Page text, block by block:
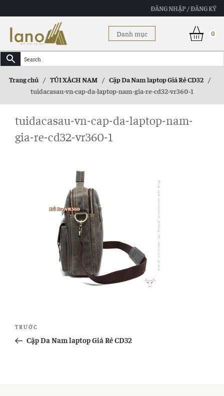
ĐĂNG NHẬP / ĐĂNG KÝ
Danh mục 0
Trang chủ / TÚI XÁCH NAM / Cặp Da Nam laptop Giá Rẻ CD32 /
tuidacasau-vn-cap-da-laptop-nam-gia-re-cd32-vr360-1
tuidacasau-vn-cap-da-laptop-nam-
gia-re-cd32-vr360-1
Điều
hướng
Bài
cũ
TRƯỚC
Cặp Da Nam laptop Giá Rẻ CD32